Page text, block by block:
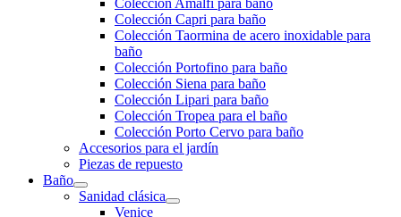
Colección Amalfi para baño
Colección Capri para baño
Colección Taormina de acero inoxidable para
baño
Colección Portofino para baño
Colección Siena para baño
Colección Lipari para baño
Colección Tropea para el baño
Colección Porto Cervo para baño
Accesorios para el jardín
Piezas de repuesto
Baño
Sanidad clásica
Venice